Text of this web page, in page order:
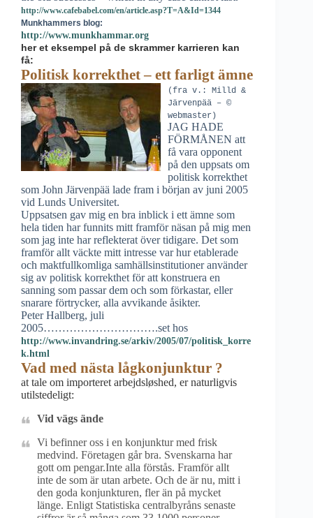
http://www.cafebabel.com/en/article.asp?T=A&Id=1344
Munkhammers blog:
http://www.munkhammar.org
her et eksempel på de skrammer karrieren kan
få:
Politisk korrekthet – ett farligt ämne
(fra v.: Milld &
Järvenpää – ©
webmaster)
JAG HADE
FÖRMÅNEN att
få vara opponent
på den uppsats om
politisk korrekthet
som John Järvenpää lade fram i början av juni 2005
vid Lunds Universitet.
Uppsatsen gav mig en bra inblick i ett ämne som
hela tiden har funnits mitt framför näsan på mig men
som jag inte har reflekterat över tidigare. Det som
framför allt väckte mitt intresse var hur etablerade
och maktfullkomliga samhällsinstitutioner använder
sig av politisk korrekthet för att konstruera en
sanning som passar dem och som förkastar, eller
snarare förtrycker, alla avvikande åsikter.
Peter Hallberg, juli
2005………………………….set hos
http://www.invandring.se/arkiv/2005/07/politisk_korre
k.html
Vad med nästa lågkonjunktur ?
at tale om importeret arbejdsløshed, er naturligvis
utilstedeligt:
Vid vägs ände
Vi befinner oss i en konjunktur med frisk
medvind. Företagen går bra. Svenskarna har
gott om pengar.Inte alla förstås. Framför allt
inte de som är utan arbete. Och de är nu, mitt i
den goda konjunkturen, fler än på mycket
länge. Enligt Statistiska centralbyråns senaste